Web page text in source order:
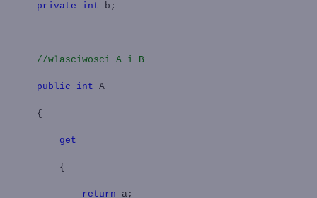
private int b;
//wlasciwosci A i B
public int A
{
get
{
return a;